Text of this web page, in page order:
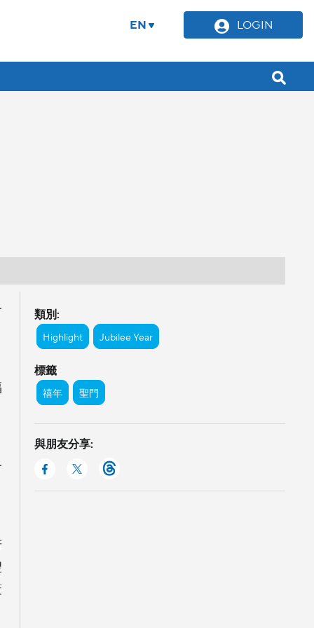
EN LOGIN
類別:
Highlight Jubilee Year
標籤
禧年 聖門
與朋友分享: